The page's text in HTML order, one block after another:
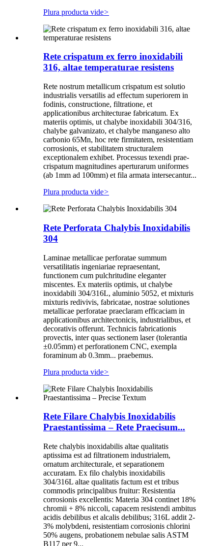
Plura producta vide>
Rete crispatum ex ferro inoxidabili
316, altae temperaturae resistens
Rete nostrum metallicum crispatum est solutio
industrialis versatilis ad effectum superiorem in
fodinis, constructione, filtratione, et
applicationibus architecturae fabricatum. Ex
materiis optimis, ut chalybe inoxidabili 304/316,
chalybe galvanizato, et chalybe manganeso alto
carbonio 65Mn, hoc rete firmitatem, resistentiam
corrosionis, et stabilitatem structuralem
exceptionalem exhibet. Processus texendi prae-
crispatum magnitudines aperturarum uniformes
(ab 1mm ad 100mm) et fila armata intersecantur...
Plura producta vide>
Rete Perforata Chalybis Inoxidabilis
304
Laminae metallicae perforatae summum
versatilitatis ingeniariae repraesentant,
functionem cum pulchritudine eleganter
miscentes. Ex materiis optimis, ut chalybe
inoxidabili 304/316L, aluminio 5052, et mixturis
mixturis redivivis, fabricatae, nostrae solutiones
metallicae perforatae praeclaram efficaciam in
applicationibus architectonicis, industrialibus, et
decorativis offerunt. Technicis fabricationis
provectis, inter quas sectionem laser (tolerantia
±0.05mm) et perforationem CNC, exempla
foraminum ab 0.3mm... praebemus.
Plura producta vide>
Rete Filare Chalybis Inoxidabilis
Praestantissima – Rete Praecisum...
Rete chalybis inoxidabilis altae qualitatis
aptissima est ad filtrationem industrialem,
ornatum architecturale, et separationem
accuratam. Ex filo chalybis inoxidabilis
304/316L altae qualitatis factum est et tribus
commodis principalibus fruitur: Resistentia
corrosionis excellentis: Materia 304 continet 18%
chromii + 8% niccoli, capacem resistendi ambitus
acidis debilibus et alcalis debilibus; 316L addit 2-
3% molybdeni, resistentiam corrosionis chlorini
50% augens, probationem nebulae salis ASTM
B117 per 9...